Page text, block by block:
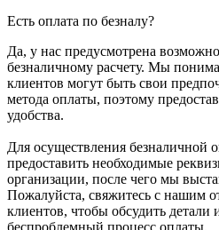
Есть оплата по безналу?
Да, у нас предусмотрена
безналичному расчету. Мы
клиентов могут быть свои
метода оплаты, поэтому
удобства.
Для осуществления безналичной
предоставить необходимые
организации, после чего мы
Пожалуйста, свяжитесь с нашим
клиентов, чтобы обсудить детали